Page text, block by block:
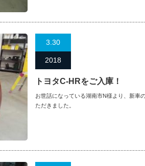
3.30
2018
トヨタC-HRをご入庫！
お世話になっている湖南市N様より、新車
ただきました。